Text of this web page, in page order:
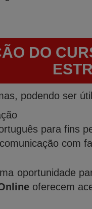
DO
podendo ser
para fins
com
oportunidade
oferecem